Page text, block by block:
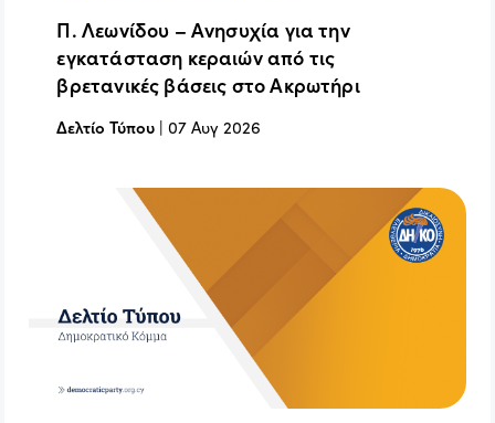
Π. Λεωνίδου – Ανησυχία για την
εγκατάσταση κεραιών από τις
βρετανικές βάσεις στο Ακρωτήρι
Δελτίο Τύπου |07 Αυγ 2026